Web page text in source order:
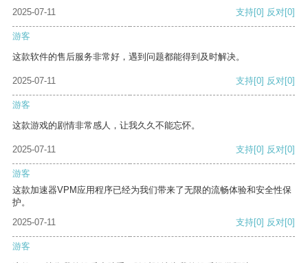
2025-07-11
支持[0] 反对[0]
游客
这款软件的售后服务非常好，遇到问题都能得到及时解决。
2025-07-11 支持[0] 反对[0]
游客
这款游戏的剧情非常感人，让我久久不能忘怀。
2025-07-11 支持[0] 反对[0]
游客
这款加速器VPM应用程序已经为我们带来了无限的流畅体验和安全性保
护。
2025-07-11
支持[0] 反对[0]
游客